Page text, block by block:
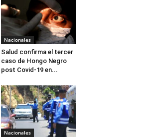
Nacionales
Salud confirma el tercer
caso de Hongo Negro
post Covid-19 en...
Nacionales